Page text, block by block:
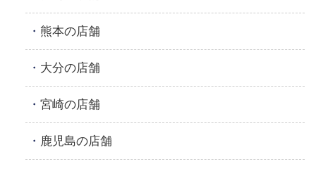
熊本の店舗
大分の店舗
宮崎の店舗
鹿児島の店舗